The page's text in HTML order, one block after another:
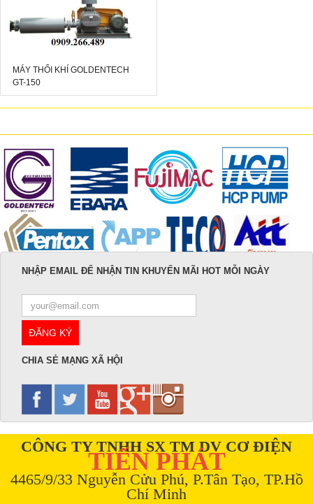
MÁY THỔI KHÍ GOLDENTECH
GT-150
NHẬP EMAIL ĐỂ NHẬN TIN KHUYẾN MÃI HOT MỖI NGÀY
CHIA SẺ MẠNG XÃ HỘI
CÔNG TY TNHH SX TM DV CƠ ĐIỆN
TIẾN PHÁT
4465/9/33 Nguyễn Cửu Phú, P.Tân Tạo, TP.Hồ
Chí Minh